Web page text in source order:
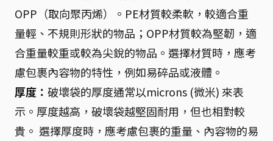
OPP（取向聚丙烯）。PE材質較柔軟，較適合重
量輕、不規則形狀的物品；OPP材質較為堅韌，適
合重量較重或較為尖銳的物品。選擇材質時，應考
慮包裹內容物的特性，例如易碎品或液體。
厚度： 破壞袋的厚度通常以microns (微米) 來表
示。厚度越高，破壞袋越堅固耐用，但也相對較
貴。 選擇厚度時，應考慮包裹的重量、內容物的易